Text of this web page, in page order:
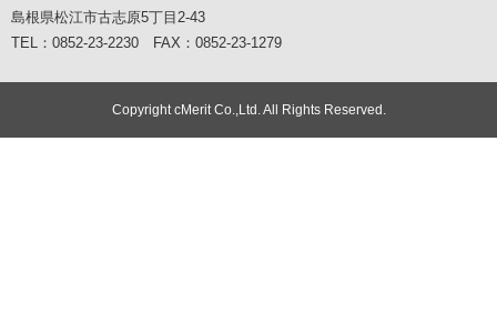
島根県松江市古志原5丁目2-43
TEL：0852-23-2230 FAX：0852-23-1279
Copyright cMerit Co.,Ltd. All Rights Reserved.